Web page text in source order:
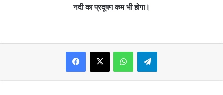
नदी का प्रदूषण कम भी होगा।
WhatsAppTelegram